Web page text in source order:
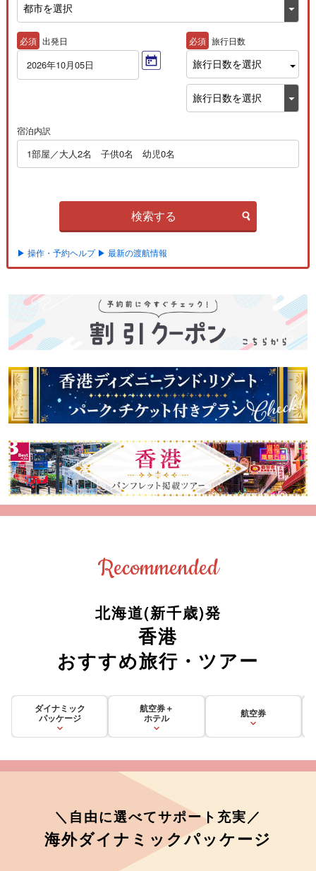
必須 出発日
2026年10月05日
必須 旅行日数
旅行日数を選択
宿泊内訳
1部屋／大人2名 子供0名 幼児0名
検索する
▶ 操作・予約ヘルプ ▶ 最新の渡航情報
Recommended
北海道(新千歳)発
香港
おすすめ旅行・ツアー
ダイナミック
パッケージ
航空券＋
ホテル 航空券
＼自由に選べてサポート充実／
海外ダイナミックパッケージ